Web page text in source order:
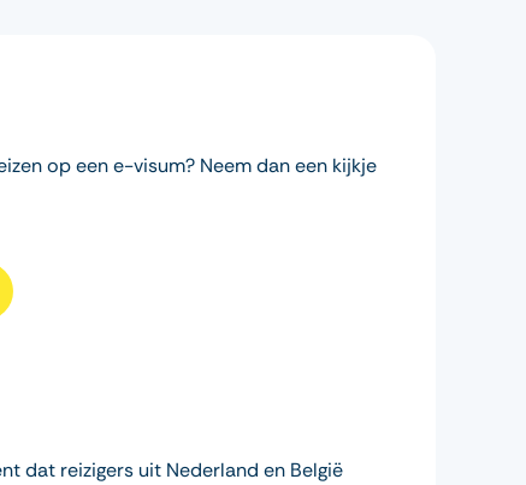
op een e-visum? Neem dan een kijkje
dat reizigers uit Nederland en België